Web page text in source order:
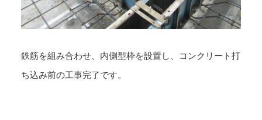
鉄筋を組み合わせ、内側型枠を設置し、コンクリート打
ち込み前の工事完了です。